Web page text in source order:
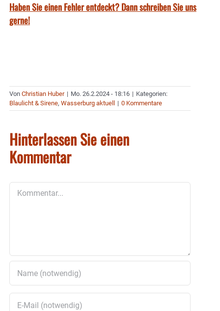
Haben Sie einen Fehler entdeckt? Dann schreiben Sie uns
gerne!
Von Christian Huber | Mo. 26.2.2024 - 18:16 | Kategorien:
Blaulicht & Sirene, Wasserburg aktuell | 0 Kommentare
Hinterlassen Sie einen
Kommentar